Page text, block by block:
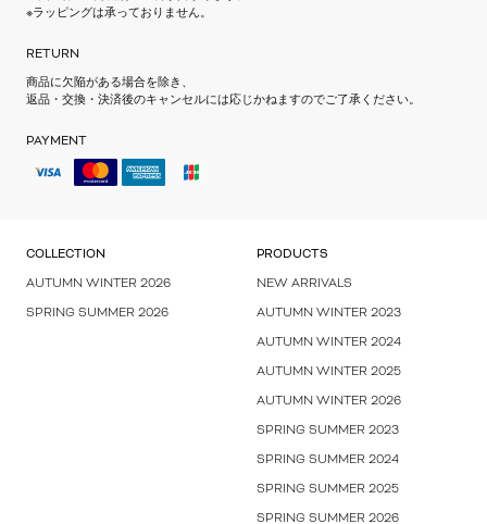
※ラッピングは承っておりません。
RETURN
商品に欠陥がある場合を除き、
返品・交換・決済後のキャンセルには応じかねますのでご了承ください。
PAYMENT
COLLECTION
AUTUMN WINTER 2026
SPRING SUMMER 2026
PRODUCTS
NEW ARRIVALS
AUTUMN WINTER 2023
AUTUMN WINTER 2024
AUTUMN WINTER 2025
AUTUMN WINTER 2026
SPRING SUMMER 2023
SPRING SUMMER 2024
SPRING SUMMER 2025
SPRING SUMMER 2026